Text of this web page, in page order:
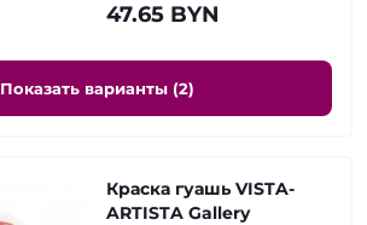
47.65 BYN
Показать варианты (2)
Краска гуашь VISTA-
ARTISTA Gallery